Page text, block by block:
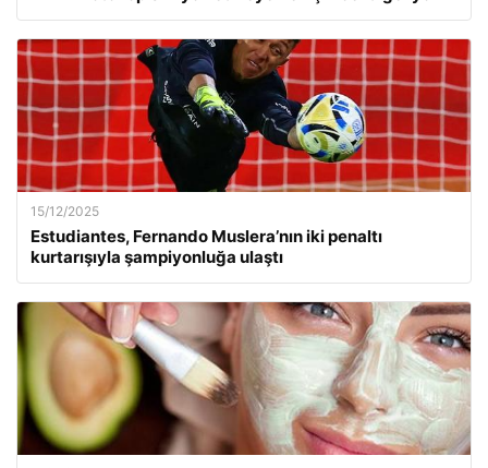
15/12/2025
Estudiantes, Fernando Muslera’nın iki penaltı
kurtarışıyla şampiyonluğa ulaştı